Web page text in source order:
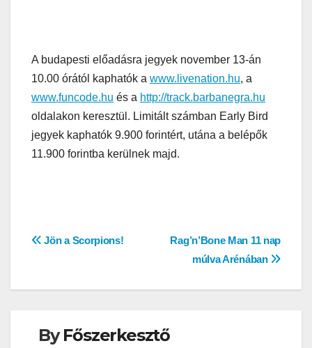
A budapesti előadásra jegyek november 13-án
10.00 órától kaphatók a www.livenation.hu, a
www.funcode.hu és a http://track.barbanegra.hu
oldalakon keresztül. Limitált számban Early Bird
jegyek kaphatók 9.900 forintért, utána a belépők
11.900 forintba kerülnek majd.
Bejegyzés
Rag’n’Bone Man 11 nap
múlva Arénában
Jön a Scorpions!
ByFőszerkesztő